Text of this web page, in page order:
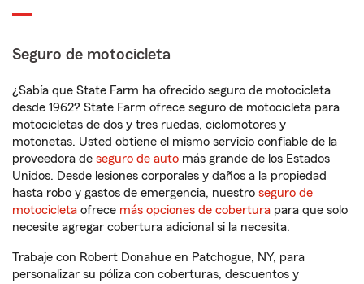
Seguro de motocicleta
¿Sabía que State Farm ha ofrecido seguro de motocicleta
desde 1962? State Farm ofrece seguro de motocicleta para
motocicletas de dos y tres ruedas, ciclomotores y
motonetas. Usted obtiene el mismo servicio confiable de la
proveedora de seguro de auto más grande de los Estados
Unidos. Desde lesiones corporales y daños a la propiedad
hasta robo y gastos de emergencia, nuestro seguro de
motocicleta ofrece más opciones de cobertura para que solo
necesite agregar cobertura adicional si la necesita.
Trabaje con Robert Donahue en Patchogue, NY, para
personalizar su póliza con coberturas, descuentos y